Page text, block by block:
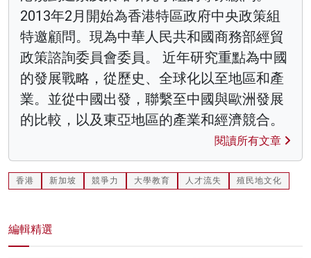
2013年2月開始為香港特區政府中央政策組
特邀顧問。現為中華人民共和國商務部經貿
政策諮詢委員會委員。 近年研究重點為中國
的發展戰略，從歷史、全球化以至地區和產
業。並從中國出發，聯繫至中國與歐洲發展
的比較，以及東亞地區的產業和經濟競合。
閱讀所有文章
香港 新加坡 競爭力 大學教育 人才流失 殖民地文化
編輯精選